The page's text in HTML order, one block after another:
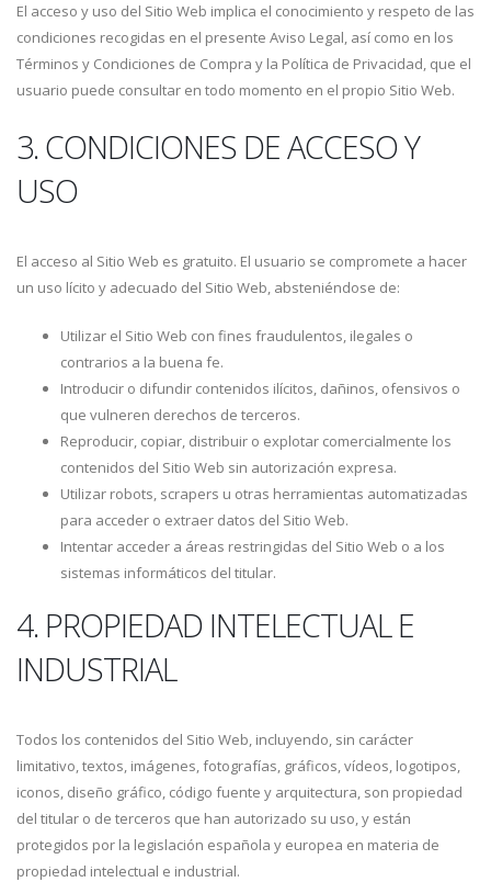
El acceso y uso del Sitio Web implica el conocimiento y respeto de las
condiciones recogidas en el presente Aviso Legal, así como en los
Términos y Condiciones de Compra y la Política de Privacidad, que el
usuario puede consultar en todo momento en el propio Sitio Web.
3. CONDICIONES DE ACCESO Y
USO
El acceso al Sitio Web es gratuito. El usuario se compromete a hacer
un uso lícito y adecuado del Sitio Web, absteniéndose de:
Utilizar el Sitio Web con fines fraudulentos, ilegales o
contrarios a la buena fe.
Introducir o difundir contenidos ilícitos, dañinos, ofensivos o
que vulneren derechos de terceros.
Reproducir, copiar, distribuir o explotar comercialmente los
contenidos del Sitio Web sin autorización expresa.
Utilizar robots, scrapers u otras herramientas automatizadas
para acceder o extraer datos del Sitio Web.
Intentar acceder a áreas restringidas del Sitio Web o a los
sistemas informáticos del titular.
4. PROPIEDAD INTELECTUAL E
INDUSTRIAL
Todos los contenidos del Sitio Web, incluyendo, sin carácter
limitativo, textos, imágenes, fotografías, gráficos, vídeos, logotipos,
iconos, diseño gráfico, código fuente y arquitectura, son propiedad
del titular o de terceros que han autorizado su uso, y están
protegidos por la legislación española y europea en materia de
propiedad intelectual e industrial.